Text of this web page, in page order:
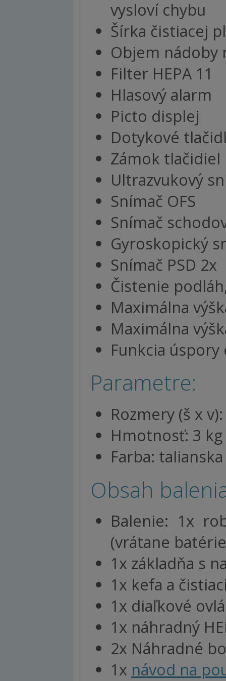
vysloví chybu
Šírka čistiacej
Objem nádoby
Filter HEPA 11
Hlasový alarm
Picto displej
Dotykové
Zámok tlačidiel
Ultrazvukový
Snímač OFS
Snímač
Gyroskopický
Snímač PSD 2x
Čistenie
Maximálna
Maximálna
Funkcia
Parametre:
Rozmery (š x
Hmotnosť: 3 kg
Farba:
Obsah
Balenie: 1x
(vrátane
1x základňa s
1x kefa a
1x diaľkové
1x náhradný
2x Náhradné
1x návod na